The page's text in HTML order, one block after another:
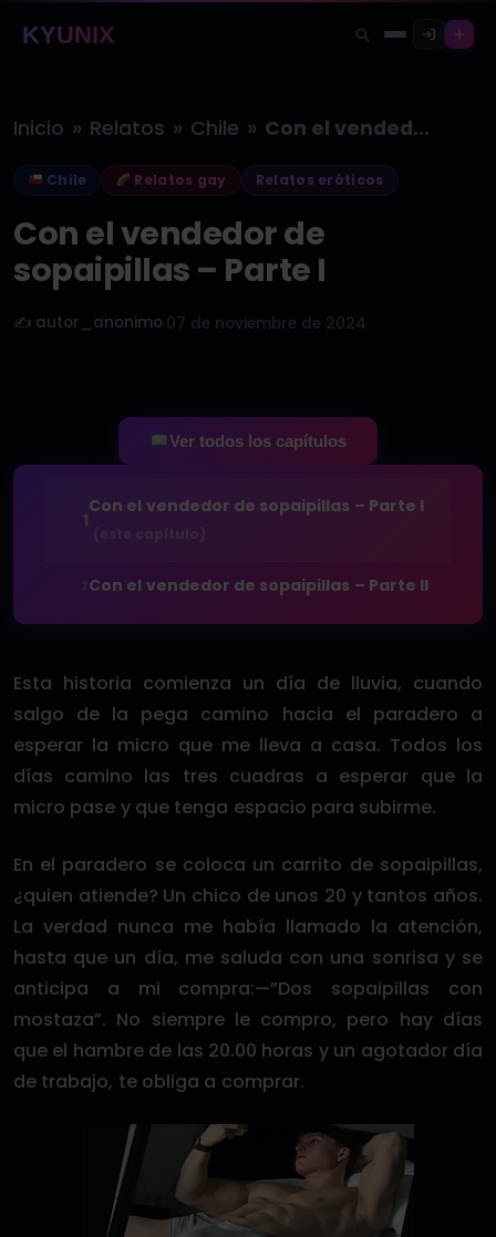
KYUNIX
Inicio » Relatos » Chile » Con el vendedor de sopaipillas –…
Chile Relatos gay Relatos eróticos
Con el vendedor de
sopaipillas – Parte I
✍️ autor_anonimo 07 de noviembre de 2024
Ver todos los capítulos
1
Con el vendedor de sopaipillas – Parte I
Con el vendedor de sopaipillas – Parte II
Esta historia comienza un día de lluvia, cuando
salgo de la pega camino hacia el paradero a
esperar la micro que me lleva a casa. Todos los
días camino las tres cuadras a esperar que la
micro pase y que tenga espacio para subirme.
En el paradero se coloca un carrito de sopaipillas,
¿quien atiende? Un chico de unos 20 y tantos años.
La verdad nunca me había llamado la atención,
hasta que un día, me saluda con una sonrisa y se
anticipa a mi compra:—”Dos sopaipillas con
mostaza”. No siempre le compro, pero hay días
que el hambre de las 20.00 horas y un agotador día
de trabajo, te obliga a comprar.